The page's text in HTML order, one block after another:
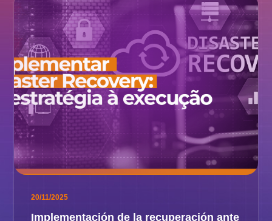
20/11/2025
Implementación de la recuperación ante